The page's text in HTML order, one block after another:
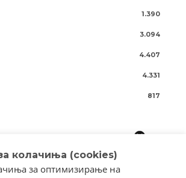
1.390
3.094
4.407
4.331
817
колачиња (cookies)
за оптимизирање на